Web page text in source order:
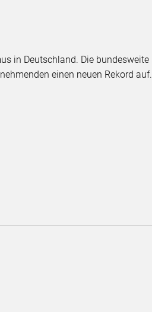
in Deutschland. Die bundesweite
einen neuen Rekord auf.